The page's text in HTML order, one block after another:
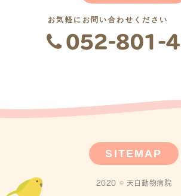
お気軽にお問い合わせください
SITEMAP
2020 © 天白動物病院